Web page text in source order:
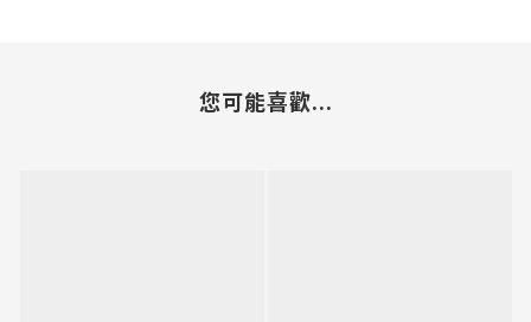
您可能喜歡...